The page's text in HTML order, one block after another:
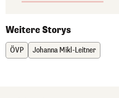
Weitere Storys
ÖVP Johanna Mikl-Leitner